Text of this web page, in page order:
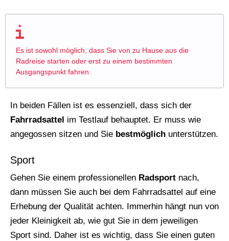
Es ist sowohl möglich, dass Sie von zu Hause aus die
Radreise starten oder erst zu einem bestimmten
Ausgangspunkt fahren.
In beiden Fällen ist es essenziell, dass sich der
Fahrradsattel im Testlauf behauptet. Er muss wie
angegossen sitzen und Sie bestmöglich unterstützen.
Sport
Gehen Sie einem professionellen Radsport nach,
dann müssen Sie auch bei dem Fahrradsattel auf eine
Erhebung der Qualität achten. Immerhin hängt nun von
jeder Kleinigkeit ab, wie gut Sie in dem jeweiligen
Sport sind. Daher ist es wichtig, dass Sie einen guten